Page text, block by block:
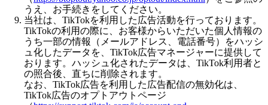
うえ、お手続きをしてください。
当社は、TikTokを利用した広告活動を行っております。
TikTokの利用の際に、お客様からいただいた個人情報の
うち一部の情報（メールアドレス、電話番号）をハッシ
ュ化したデータを、TikTok広告マネージャーに提供して
おります。ハッシュ化されたデータは、TikTok利用者と
の照合後、直ちに削除されます。
なお、TikTok広告を利用した広告配信の無効化は、
TikTok広告のオプトアウトページ